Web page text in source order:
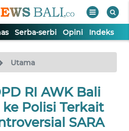
Serba-serbi Opini Indeks
Utama
RI AWK Bali
Polisi Terkait
SARA